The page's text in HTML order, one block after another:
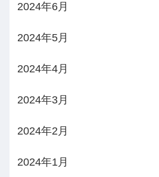
2024年6月
2024年5月
2024年4月
2024年3月
2024年2月
2024年1月